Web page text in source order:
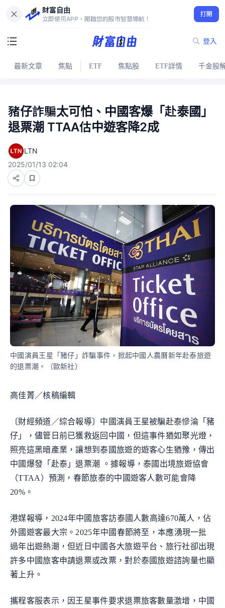
財富自由
立即使用APP，開啟您的股市智慧導航！
打開
登入
最新文章 焦點 ETF 焦點股 ETF詳情 千金股
豬仔詐騙太可怕、中國客爆「赴泰國」
退票潮 TTAA估中遊客降2成
LTN
2025/01/13 02:04
中國演員王星「豬仔」詐騙事件，掀起中國人農曆新年赴泰旅遊
的退票潮。（歐新社）
高佳菁／核稿編輯
〔財經頻道／綜合報導〕中國演員王星被騙赴泰慘淪「豬
仔」，儘管日前已獲救返回中國，但這事件猶如聚光燈，
照亮這黑暗產業，讓想到泰國旅遊的遊客心生猶豫，傳出
中國爆發「赴泰」退票潮 。據報導，泰國出境旅遊協會
（TTAA）預測，春節旅泰的中國遊客人數可能會降
20%。
港媒報導，2024年中國旅客訪泰國人數高達670萬人，佔
外國遊客最大宗。2025年中國春節將至，本應湧現一批
過年出遊熱潮，但近日中國各大旅遊平台、旅行社卻出現
許多中國旅客申請退票或改票，對於泰國旅遊諮詢量也顯
著上升。
攜程客服表示，因王星事件要求退票旅客數量激增，中國